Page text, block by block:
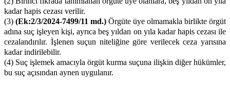
kadar hapis cezası verilir.
(3) (Ek:2/3/2024-7499/11 md.) Örgüte üye olmamakla birlikte örgüt
adına suç işleyen kişi, ayrıca beş yıldan on yıla kadar hapis cezası ile
cezalandırılır. İşlenen suçun niteliğine göre verilecek ceza yarısına
kadar indirilebilir.
(4) Suç işlemek amacıyla örgüt kurma suçuna ilişkin diğer hükümler,
bu suç açısından aynen uygulanır.